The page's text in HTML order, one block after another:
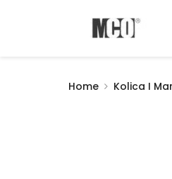
Home Kolica I